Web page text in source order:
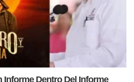
Informe Dentro Del Informe